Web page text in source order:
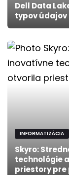
Dell Data
typov údajov
INFORMATIZÁCIA
Skyro:
technológie
priestory